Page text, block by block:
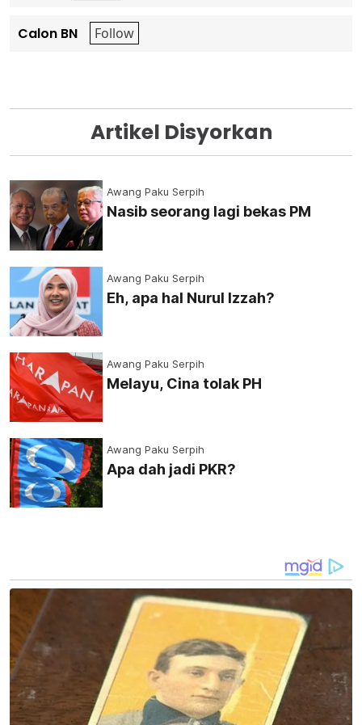
Calon BN
Artikel Disyorkan
Awang Paku Serpih
Nasib seorang lagi bekas PM
Awang Paku Serpih
Eh, apa hal Nurul Izzah?
Awang Paku Serpih
Melayu, Cina tolak PH
Awang Paku Serpih
Apa dah jadi PKR?